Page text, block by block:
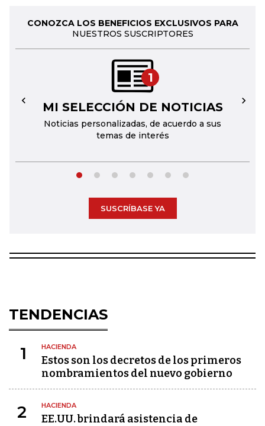
CONOZCA LOS BENEFICIOS EXCLUSIVOS PARA
NUESTROS SUSCRIPTORES
1
MI SELECCIÓN DE NOTICIAS
Noticias personalizadas, de acuerdo a sus
temas de interés
← →
SUSCRÍBASE YA
TENDENCIAS
1 HACIENDA
Estos son los decretos de los primeros
nombramientos del nuevo gobierno
2 HACIENDA
EE.UU. brindará asistencia de